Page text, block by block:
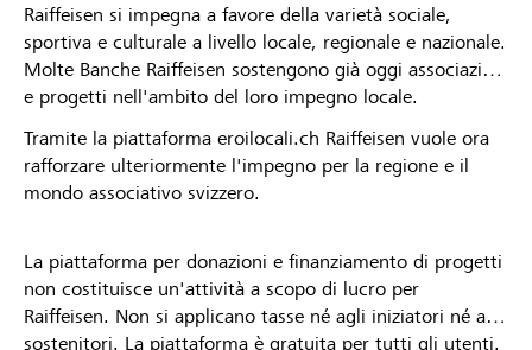
Raiffeisen si impegna a favore della varietà sociale,
sportiva e culturale a livello locale, regionale e nazionale.
Molte Banche Raiffeisen sostengono già oggi associazioni
e progetti nell'ambito del loro impegno locale.
Tramite la piattaforma eroilocali.ch Raiffeisen vuole ora
rafforzare ulteriormente l'impegno per la regione e il
mondo associativo svizzero.
La piattaforma per donazioni e finanziamento di progetti
non costituisce un'attività a scopo di lucro per
Raiffeisen. Non si applicano tasse né agli iniziatori né ai
sostenitori. La piattaforma è gratuita per tutti gli utenti.